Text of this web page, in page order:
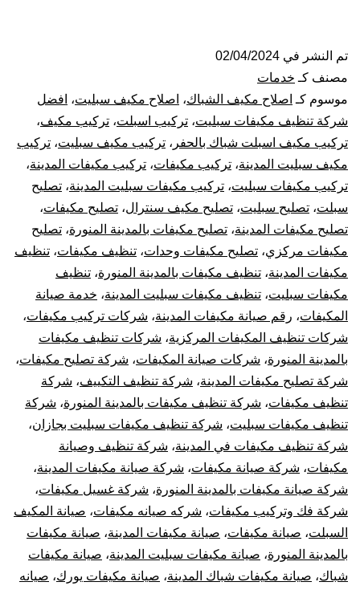
تنظيف
مكيفات
بالمدينة
تم النشر في 02/04/2024
مصنف كـ خدمات
موسوم كـ اصلاح مكيف الشباك، اصلاح مكيف سبليت، افضل
شركة تنظيف مكيفات سبليت، تركيب اسبلت، تركيب مكيف،
تركيب مكيف اسبلت شباك بالحفر ، تركيب مكيف سبليت، تركيب
مكيف سبليت المدينة، تركيب مكيفات، تركيب مكيفات المدينة،
تركيب مكيفات سبليت، تركيب مكيفات سبليت المدينة، تصليح
سبلت، تصليح سبليت، تصليح مكيف سنترال، تصليح مكيفات،
تصليح مكيفات المدينة، تصليح مكيفات بالمدينة المنورة، تصليح
مكيفات مركزي، تصليح مكيفات وحدات، تنظيف مكيفات، تنظيف
مكيفات المدينة، تنظيف مكيفات بالمدينة المنورة، تنظيف
مكيفات سبليت، تنظيف مكيفات سبليت المدينة، خدمة صيانة
المكيفات، رقم صيانة مكيفات المدينة، شركات تركيب مكيفات،
شركات تنظيف المكيفات المركزية، شركات تنظيف مكيفات
بالمدينة المنورة، شركات صيانة المكيفات، شركة تصليح مكيفات،
شركة تصليح مكيفات المدينة، شركة تنظيف التكييف، شركة
تنظيف مكيفات، شركة تنظيف مكيفات بالمدينة المنورة، شركة
تنظيف مكيفات سبليت، شركة تنظيف مكيفات سبليت بجازان،
شركة تنظيف مكيفات في المدينة، شركة تنظيف وصيانة
مكيفات، شركة صيانة مكيفات، شركة صيانة مكيفات المدينة،
شركة صيانة مكيفات بالمدينة المنورة، شركة غسيل مكيفات،
شركة فك وتركيب مكيفات، شركه صيانه مكيفات، صيانة المكيف
السبلت، صيانة مكيفات، صيانة مكيفات المدينة، صيانة مكيفات
بالمدينة المنورة، صيانة مكيفات سبليت المدينة، صيانة مكيفات
شباك، صيانة مكيفات شباك المدينة، صيانة مكيفات يورك، صيانه